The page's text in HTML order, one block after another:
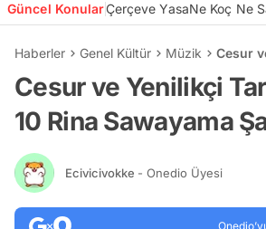
Güncel KonularÇerçeve YasaNe Koç Ne
Haberler Genel Kültür Müzik Cesur
Cesur ve Yenilikçi
10 Rina Sawayama
Ecivicivokke - Onedio Üyesi